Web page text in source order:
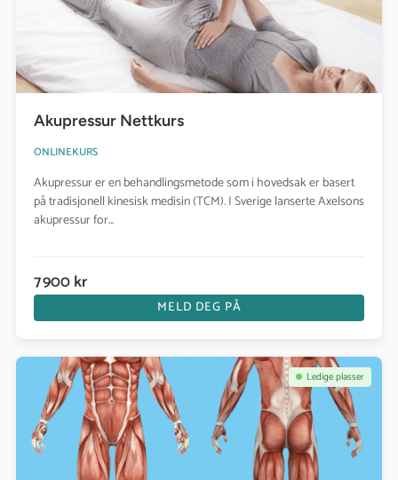
Akupressur Nettkurs
ONLINEKURS
Akupressur er en behandlingsmetode som i hovedsak er basert
på tradisjonell kinesisk medisin (TCM). I Sverige lanserte Axelsons
akupressur for...
7 900 kr
MELD DEG PÅ
Se kurs: Anatomi Nettkurs Ledige plasser